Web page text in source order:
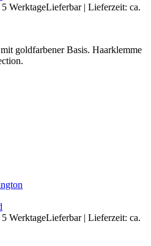
Lieferbar | Lieferzeit: ca.
goldfarbener Basis. Haarklemme
Lieferbar | Lieferzeit: ca.